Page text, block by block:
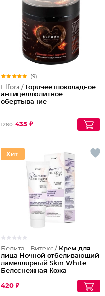
(9)
Elfora / Горячее шоколадное
антицеллюлитное
обертывание
1280 435 ₽
Белита - Витекс / Крем для
лица Ночной отбеливающий
ламеллярный Skin White
Белоснежная Кожа
420 ₽